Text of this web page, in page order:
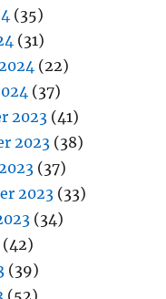
(35)
(31)
(22)
(37)
2023 (41)
2023 (38)
(37)
2023 (33)
(34)
(42)
(39)